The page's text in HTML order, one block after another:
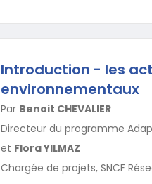
Introduction - les
environnementaux
Par Benoit CHEVALIER
Directeur du programme
et Flora YILMAZ
Chargée de projets, SNCF